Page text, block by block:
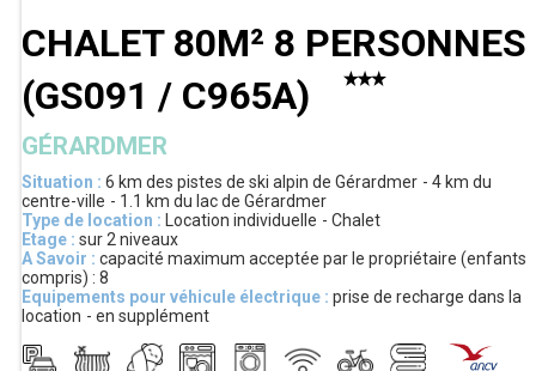
CHALET 80M² 8 PERSONNES
(GS091 / C965A)
GÉRARDMER
Situation : 6 km des pistes de ski alpin de Gérardmer 4 km du
centre-ville
1.1 km du lac de Gérardmer
Type de location :
Location individuelle
Chalet
Etage : sur 2 niveaux
A Savoir : capacité maximum acceptée par le propriétaire (enfants
compris) : 8
Equipements pour véhicule électrique : prise de recharge dans la
location
en supplément